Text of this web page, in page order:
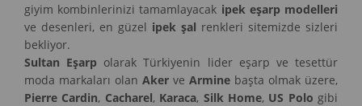
giyim kombinlerinizi tamamlayacak ipek eşarp modelleri
ve desenleri, en güzel ipek şal renkleri sitemizde sizleri
bekliyor.
Sultan Eşarp olarak Türkiyenin lider eşarp ve tesettür
moda markaları olan Aker ve Armine başta olmak üzere,
Pierre Cardin, Cacharel, Karaca, Silk Home, US Polo gibi